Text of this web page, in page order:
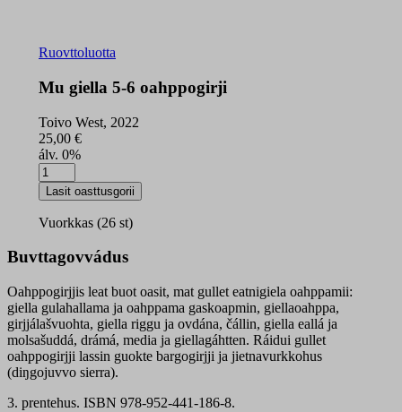
Ruovttoluotta
Mu giella 5-6 oahppogirji
Toivo West, 2022
25,00 €
álv. 0%
Mu
giella
5-
6
oahppogirji
quantity
Lasit oasttusgorii
Vuorkkas (26 st)
Buvttagovvádus
Oahppogirjjis leat buot oasit, mat gullet eatnigiela oahppamii:
giella gulahallama ja oahppama gaskoapmin, giellaoahppa,
girjjálašvuohta, giella riggu ja ovdána, čállin, giella eallá ja
molsašuddá, drámá, media ja giellagáhtten. Ráidui gullet
oahppogirjji lassin guokte bargogirjji ja jietnavurkkohus
(diŋgojuvvo sierra).
3. prentehus. ISBN 978-952-441-186-8.